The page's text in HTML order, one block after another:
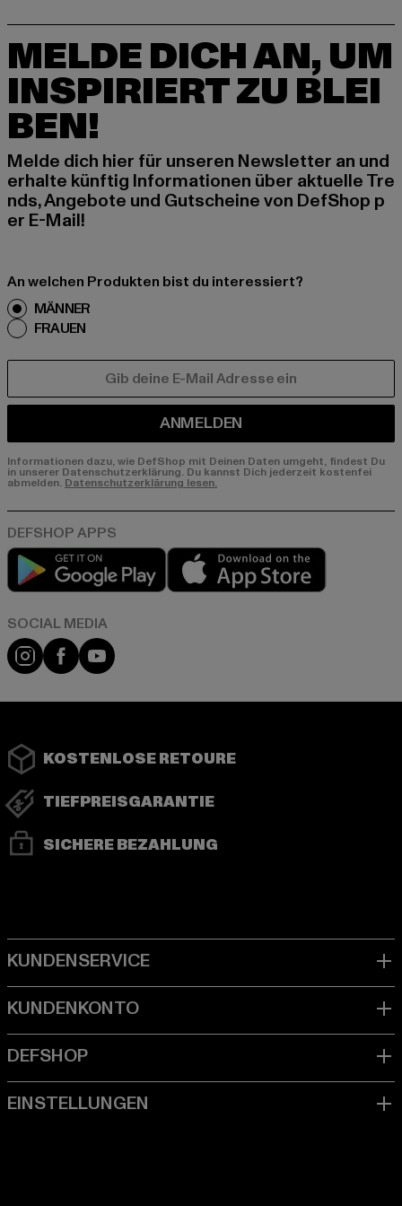
MELDE DICH AN, UM
INSPIRIERT ZU BLEI
BEN!
Melde dich hier für unseren Newsletter an und
erhalte künftig Informationen über aktuelle Tre
nds, Angebote und Gutscheine von DefShop p
er E-Mail!
An welchen Produkten bist du interessiert?
MÄNNER
FRAUEN
ANMELDEN
Informationen dazu, wie DefShop mit Deinen Daten umgeht, findest Du
in unserer Datenschutzerklärung. Du kannst Dich jederzeit kostenfei
abmelden. Datenschutzerklärung lesen.
Play market
Instagram
FacebookYouTube
KOSTENLOSE RETOURE
TIEFPREISGARANTIE
SICHERE BEZAHLUNG